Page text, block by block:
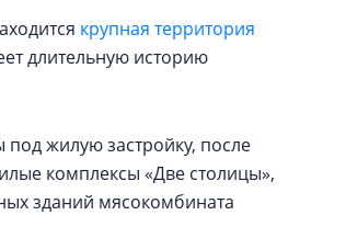
крупная территория
длительную историю
под жилую застройку, после
комплексы «Две столицы»,
зданий мясокомбината